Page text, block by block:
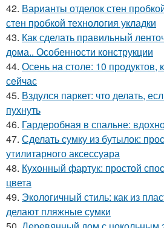
42. Варианты отделок стен
стен пробкой технология укладки
43. Как сделать правильный
дома.. Особенности конструкции
44. Осень на столе: 10 продуктов,
сейчас
45. Вздулся паркет: что делать,
пухнуть
46. Гардеробная в спальне:
47. Сделать сумку из бутылок:
утилитарного аксессуара
48. Кухонный фартук: простой
цвета
49. Экологичный стиль: как из
делают пляжные сумки